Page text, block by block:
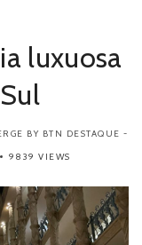
luxuosa
BY BTN DESTAQUE -
9839 VIEWS